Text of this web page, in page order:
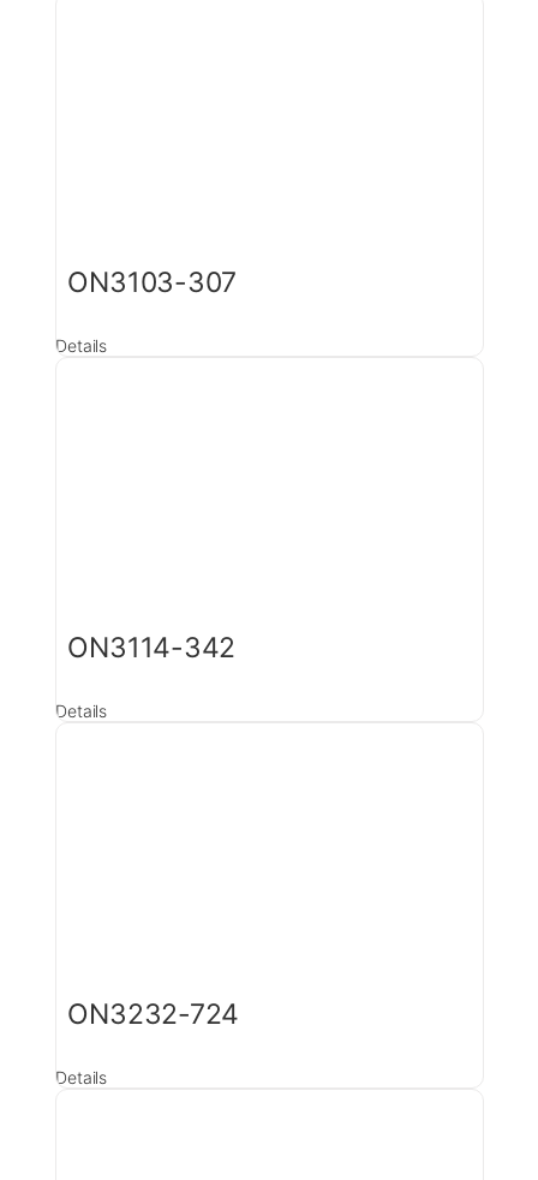
ON3103-307
Details
ON3114-342
Details
ON3232-724
Details